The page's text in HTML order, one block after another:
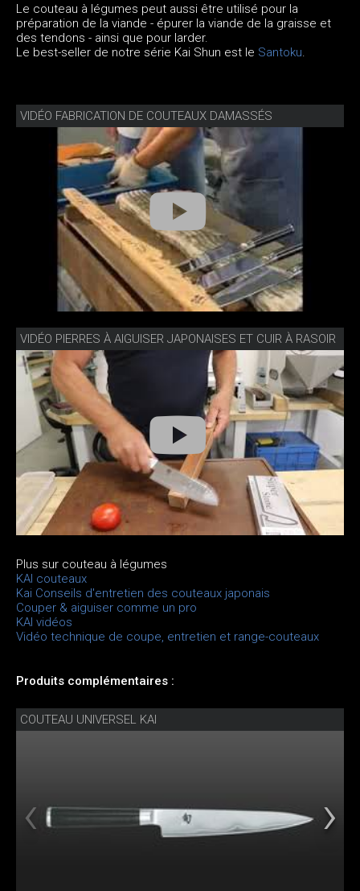
Le couteau à légumes peut aussi être utilisé pour la
préparation de la viande - épurer la viande de la graisse et
des tendons - ainsi que pour larder.
Le best-seller de notre série Kai Shun est le Santoku.
VIDÉO FABRICATION DE COUTEAUX DAMASSÉS
VIDÉO PIERRES À AIGUISER JAPONAISES ET CUIR À RASOIR
Plus sur couteau à légumes
KAI couteaux
Kai Conseils d'entretien des couteaux japonais
Couper & aiguiser comme un pro
KAI vidéos
Vidéo technique de coupe, entretien et range-couteaux
Produits complémentaires :
COUTEAU UNIVERSEL KAI